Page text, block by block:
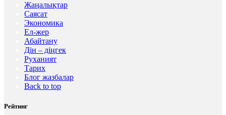
Жаңалықтар
Саясат
Экономика
Ел-жер
Абайтану
Дін – діңгек
Руханият
Тарих
Блог жазбалар
Back to top
Рейтинг